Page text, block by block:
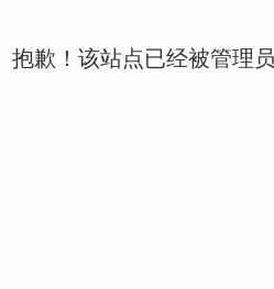
抱歉！该站点已经被管理